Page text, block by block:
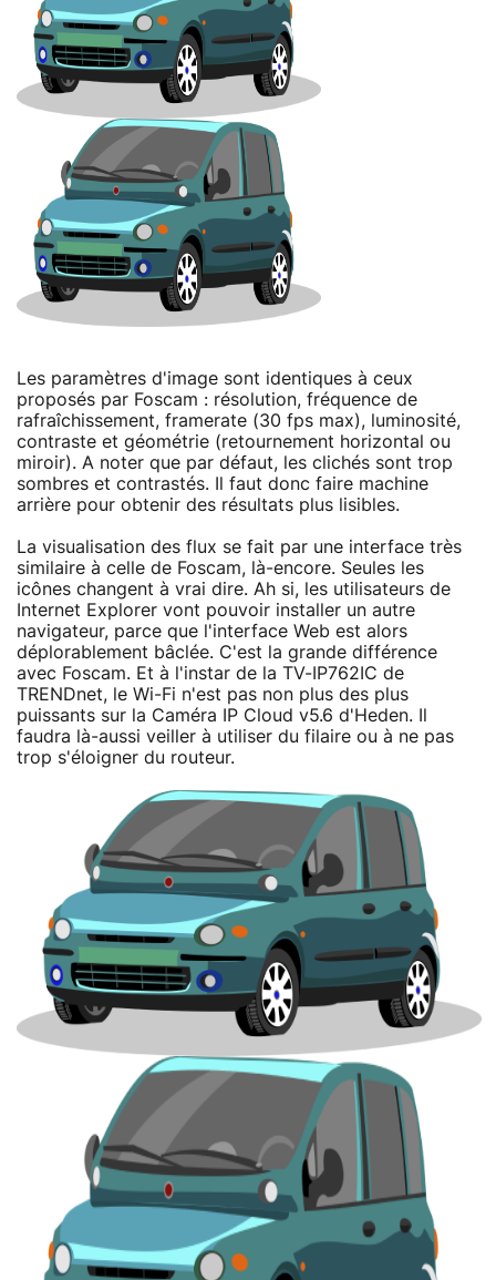
Les paramètres d'image sont identiques à ceux
proposés par Foscam : résolution, fréquence de
rafraîchissement, framerate (30 fps max), luminosité,
contraste et géométrie (retournement horizontal ou
miroir). A noter que par défaut, les clichés sont trop
sombres et contrastés. Il faut donc faire machine
arrière pour obtenir des résultats plus lisibles.
La visualisation des flux se fait par une interface très
similaire à celle de Foscam, là-encore. Seules les
icônes changent à vrai dire. Ah si, les utilisateurs de
Internet Explorer vont pouvoir installer un autre
navigateur, parce que l'interface Web est alors
déplorablement bâclée. C'est la grande différence
avec Foscam. Et à l'instar de la TV-IP762IC de
TRENDnet, le Wi-Fi n'est pas non plus des plus
puissants sur la Caméra IP Cloud v5.6 d'Heden. Il
faudra là-aussi veiller à utiliser du filaire ou à ne pas
trop s'éloigner du routeur.